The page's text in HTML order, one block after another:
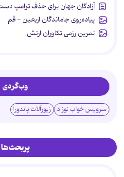
آزادگان جهان برای حذف ترامپ
پیاده‌روی جاماندگان اربعین - قم
تمرین رزمی تکاوران ارتش
وب‌گردی
سرویس خواب نوزاد زیورآلات پاندورا
پربحث‌ها